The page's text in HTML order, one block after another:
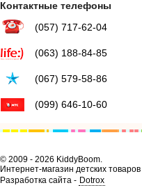
Контактные телефоны
(057) 717-62-04
(063) 188-84-85
(067) 579-58-86
(099) 646-10-60
© 2009 - 2026 KiddyBoom.
Интернет-магазин детских
Разработка сайта - Dotrox